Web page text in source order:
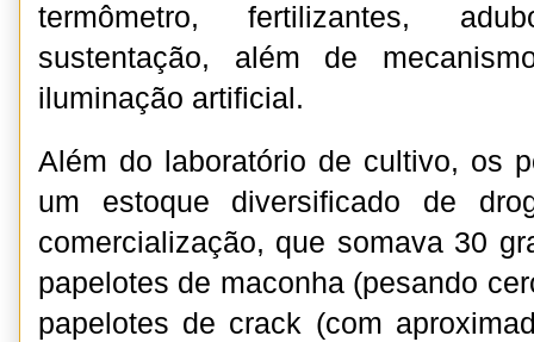
termômetro, fertilizantes,
sustentação, além de
iluminação artificial.
Além do laboratório de cultivo, os
um estoque diversificado de
comercialização, que somava 30
papelotes de maconha (pesando
papelotes de crack (com